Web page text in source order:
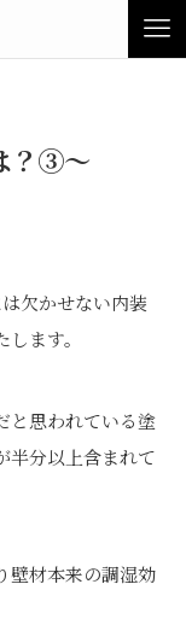
・モデルハウス
例・お客様イン
ー
？③～
欠かせない内装
ます。
と思われている塗
半分以上含まれて
壁材本来の調湿効